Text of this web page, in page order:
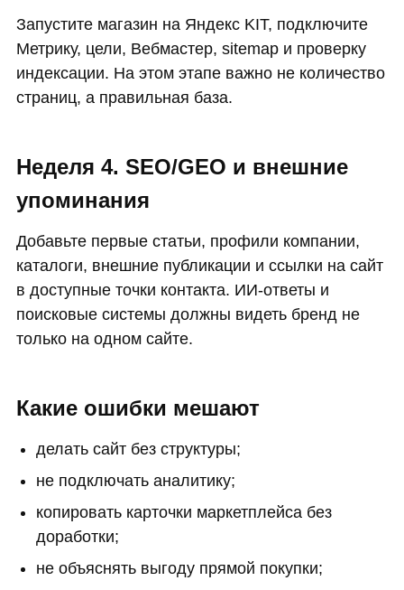
Запустите магазин на Яндекс KIT, подключите
Метрику, цели, Вебмастер, sitemap и проверку
индексации. На этом этапе важно не количество
страниц, а правильная база.
Неделя 4. SEO/GEO и внешние
упоминания
Добавьте первые статьи, профили компании,
каталоги, внешние публикации и ссылки на сайт
в доступные точки контакта. ИИ-ответы и
поисковые системы должны видеть бренд не
только на одном сайте.
Какие ошибки мешают
делать сайт без структуры;
не подключать аналитику;
копировать карточки маркетплейса без
доработки;
не объяснять выгоду прямой покупки;